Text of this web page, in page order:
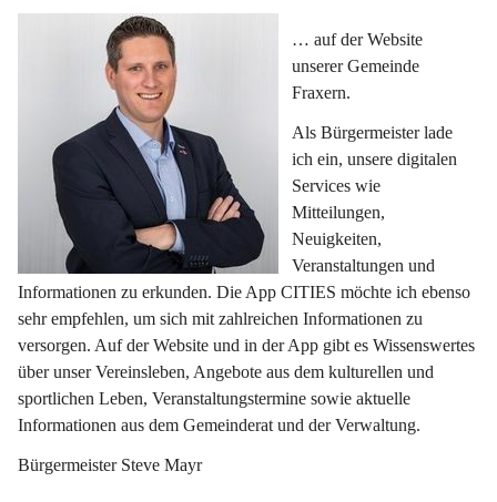
… auf der Website
unserer Gemeinde
Fraxern.
Als Bürgermeister lade
ich ein, unsere digitalen
Services wie
Mitteilungen,
Neuigkeiten,
Veranstaltungen und
Informationen zu erkunden. Die App CITIES möchte ich ebenso
sehr empfehlen, um sich mit zahlreichen Informationen zu
versorgen. Auf der Website und in der App gibt es Wissenswertes
über unser Vereinsleben, Angebote aus dem kulturellen und
sportlichen Leben, Veranstaltungstermine sowie aktuelle
Informationen aus dem Gemeinderat und der Verwaltung.
Bürgermeister Steve Mayr